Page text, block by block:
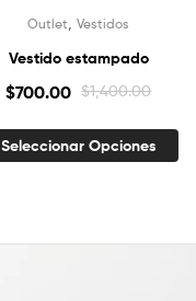
Outlet Vestidos
Vestido estampado
$1,400.00
$700.00
Seleccionar Opciones